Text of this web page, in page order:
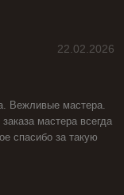
22.02.2026
Вежливые мастера.
мастера всегда
спасибо за такую